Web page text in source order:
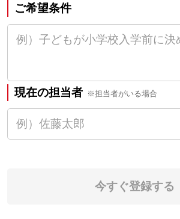
ご希望条件
現在の担当者 ※担当者がいる場合
今すぐ登録する